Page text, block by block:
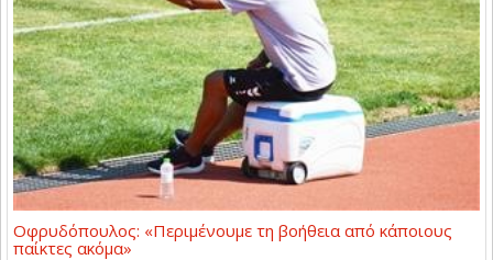
Οφρυδόπουλος: «Περιμένουμε τη βοήθεια από κάποιους
παίκτες ακόμα»